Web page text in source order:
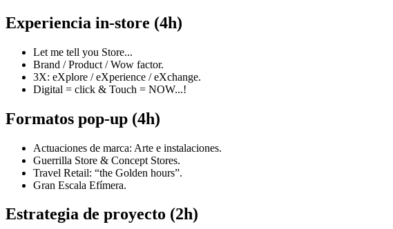
Experiencia in-store (4h)
Let me tell you Store...
Brand / Product / Wow factor.
3X: eXplore / eXperience / eXchange.
Digital = click & Touch = NOW...!
Formatos pop-up (4h)
Actuaciones de marca: Arte e instalaciones.
Guerrilla Store & Concept Stores.
Travel Retail: “the Golden hours”.
Gran Escala Efímera.
Estrategia de proyecto (2h)